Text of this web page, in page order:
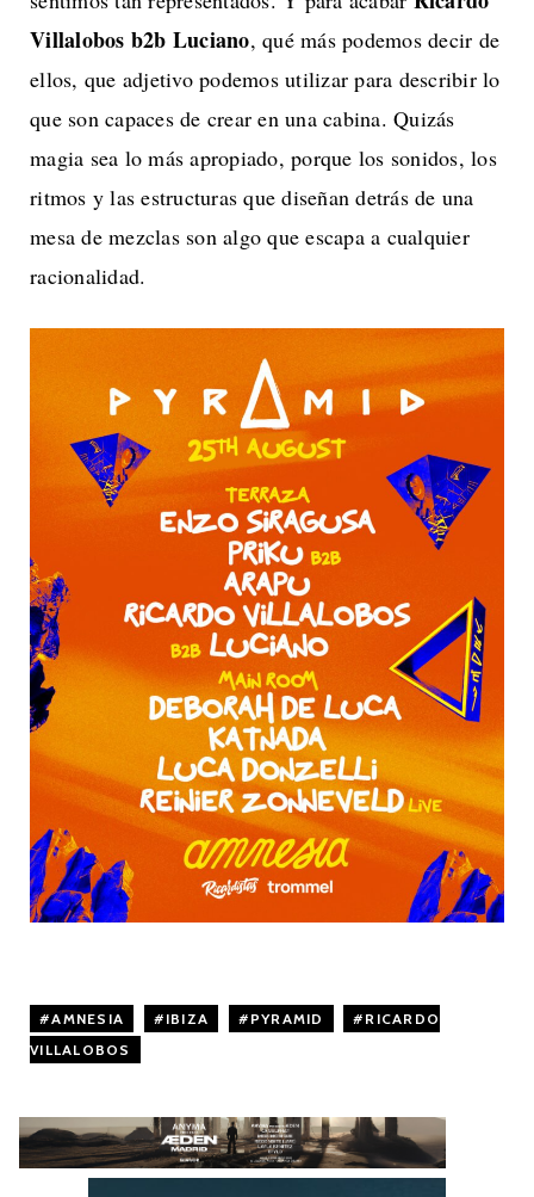
Villalobos b2b Luciano, qué más podemos decir de
ellos, que adjetivo podemos utilizar para describir lo
que son capaces de crear en una cabina. Quizás
magia sea lo más apropiado, porque los sonidos, los
ritmos y las estructuras que diseñan detrás de una
mesa de mezclas son algo que escapa a cualquier
racionalidad.
AMNESIA IBIZA PYRAMID
RICARDO
VILLALOBOS